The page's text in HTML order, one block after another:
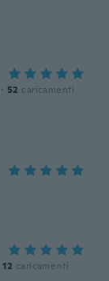
· 52 caricamenti
12 caricamenti